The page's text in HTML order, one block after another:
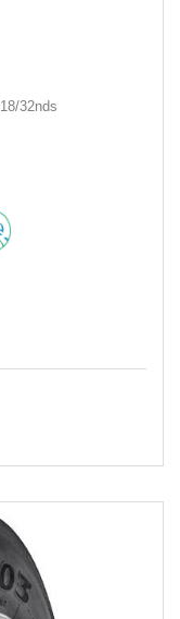
18/32nds